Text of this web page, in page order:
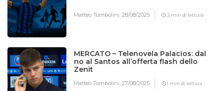
Matteo Tombolini,28/08/2025 2 min di lettura
MERCATO – Telenovela Palacios: dal
no al Santos all’offerta flash dello
Zenit
Matteo Tombolini,27/08/2025 1 min di lettura